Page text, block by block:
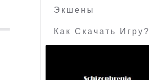
Экшены
Как Скачать Игру?